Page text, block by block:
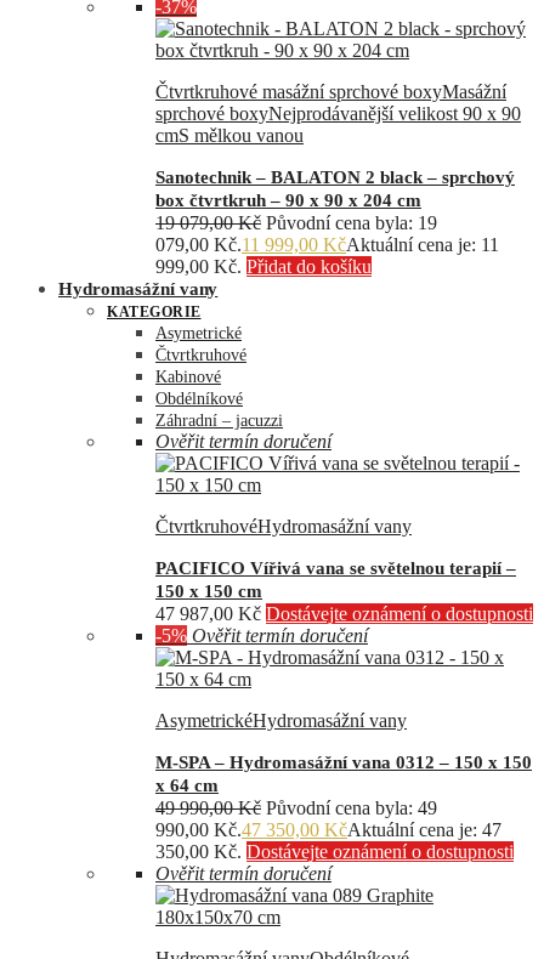
-37%
Čtvrtkruhové masážní sprchové boxyMasážní
sprchové boxyNejprodávanější velikost 90 x 90
cmS mělkou vanou
Sanotechnik – BALATON 2 black – sprchový
box čtvrtkruh – 90 x 90 x 204 cm
19 079,00Kč Původní cena byla: 19
079,00 Kč.11 999,00 KčAktuální cena je: 11
999,00 Kč. Přidat do košíku
Hydromasážní vany
KATEGORIE
Asymetrické
Čtvrtkruhové
Kabinové
Obdélníkové
Záhradní – jacuzzi
Ověřit termín doručení
ČtvrtkruhovéHydromasážní vany
PACIFICO Vířivá vana se světelnou terapií –
150 x 150 cm
47 987,00 Kč Dostávejte oznámení o dostupnosti
-5% Ověřit termín doručení
AsymetrickéHydromasážní vany
M-SPA – Hydromasážní vana 0312 – 150 x 150
x 64 cm
49 990,00Kč Původní cena byla: 49
990,00 Kč.47 350,00 KčAktuální cena je: 47
350,00 Kč. Dostávejte oznámení o dostupnosti
Ověřit termín doručení